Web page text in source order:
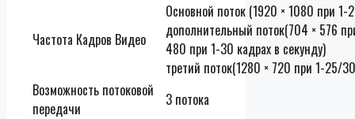
Частота Кадров Видео
Основной поток (1920 × 1080 при 1-
дополнительный поток(704 × 576
480 при 1-30 кадрах в секунду)
третий поток(1280 × 720 при 1-25/
Возможность потоковой
передачи
3 потока